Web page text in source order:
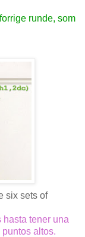
runde, som
six sets of
tener una
altos.